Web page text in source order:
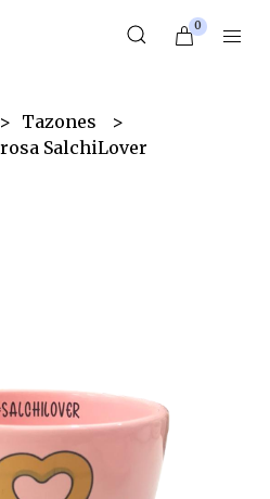
0
Tazones
SalchiLover